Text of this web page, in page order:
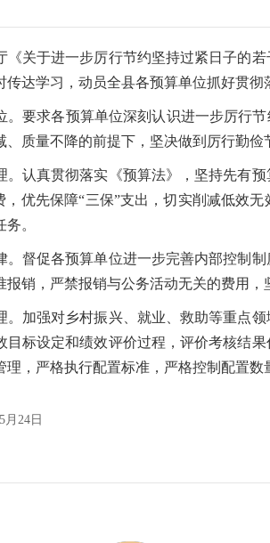
于进一步厉行节约坚持过紧日子的若
传达学习，动员全县各预算单位抓好贯彻
求各预算单位深刻认识进一步厉行节
、质量不降的前提下，坚决做到厉行勤
真贯彻落实《预算法》，坚持先有预
，优先保障“三保”支出，切实削减低效
。
促各预算单位进一步完善内部控制制
报销，严禁报销与公务活动无关的费用
强对乡村振兴、就业、救助等重点领
目标设定和绩效评价过程，评价考核结
理，严格执行配置标准，严格控制配置数
月24日